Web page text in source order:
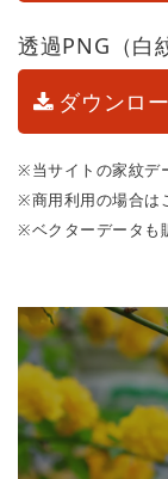
透過PNG（白
ダウンロ
※当サイトの家紋デ
※商用利用の場合は
※ベクターデータも